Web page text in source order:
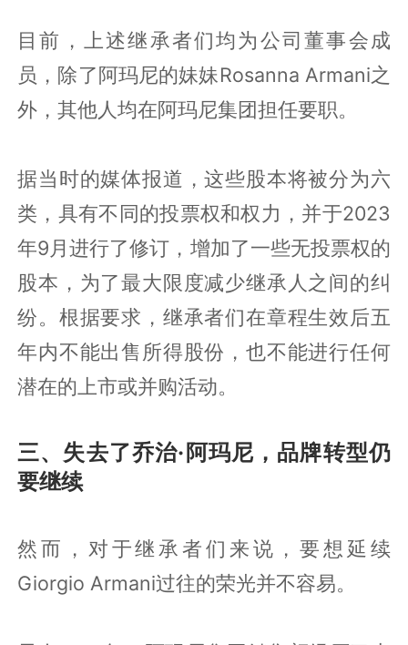
目前，上述继承者们均为公司董事会成
员，除了阿玛尼的妹妹Rosanna Armani之
外，其他人均在阿玛尼集团担任要职。
据当时的媒体报道，这些股本将被分为六
类，具有不同的投票权和权力，并于2023
年9月进行了修订，增加了一些无投票权的
股本，为了最大限度减少继承人之间的纠
纷。根据要求，继承者们在章程生效后五
年内不能出售所得股份，也不能进行任何
潜在的上市或并购活动。
三、失去了乔治·阿玛尼，品牌转型仍
要继续
然而，对于继承者们来说，要想延续
Giorgio Armani过往的荣光并不容易。